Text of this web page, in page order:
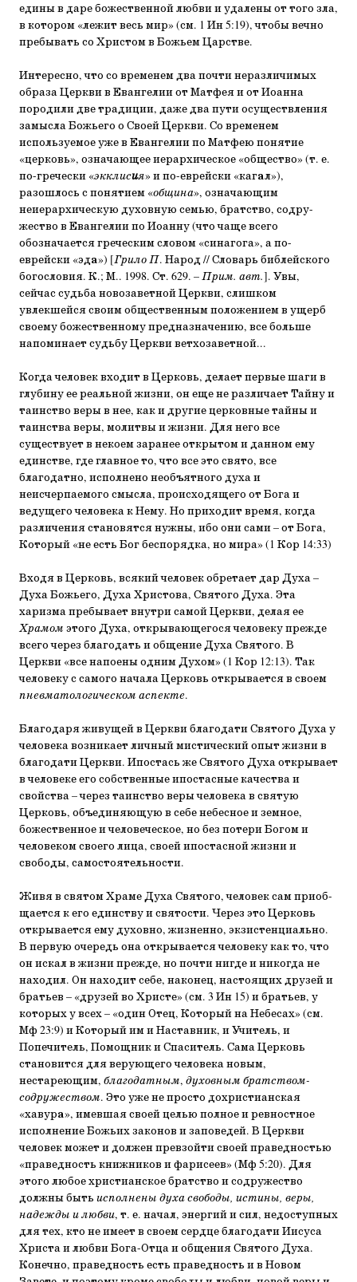
едины в даре божественной любви и удалены от того зла,
в котором «лежит весь мир» (см. 1 Ин 5:19), чтобы вечно
пребывать со Христом в Божьем Царстве.
Интересно, что со временем два почти неразличимых
образа Церкви в Евангелии от Матфея и от Иоанна
породи­ли две традиции, даже два пути осуществления
замысла Бо­жьего о Своей Церкви. Со временем
используемое уже в Евангелии по Матфею понятие
«церковь», означающее ие­рархическое «общество» (т. е.
по-гречески «экклисия» и по-еврейски «кагал»),
разошлось с понятием «община», означа­ющим
неиерархическую духовную семью, братство, содру­
жество в Евангелии по Иоанну (что чаще всего
обозначается греческим словом «синагога», а по-
еврейски «эда») [Грило П. Народ // Словарь библейского
богословия. К.; М.. 1998. Ст. 629. –Прим. авт.]. Увы,
сейчас судьба новозаветной Церкви, слишком
увлекшейся своим общественным положением в ущерб
своему божест­венному предназначению, все больше
напоминает судьбу Церкви ветхозаветной...
Когда человек входит в Церковь, делает первые шаги в
глубину ее реальной жизни, он еще не различает Тайну и
та­инство веры в нее, как и другие церковные тайны и
таинст­ва веры, молитвы и жизни. Для него все
существует в некоем заранее открытом и данном ему
единстве, где главное то, что все это свято, все
благодатно, исполнено необъятного духа и
неисчерпаемого смысла, происходящего от Бога и
ведущего человека к Нему. Но приходит время, когда
различе­ния становятся нужны, ибо они сами – от Бога,
Который «не есть Бог беспорядка, но мира» (1 Кор 14:33)
Входя в Церковь, всякий человек обретает дар Духа –
Духа Божьего, Духа Христова, Святого Духа. Эта
харизма пребывает внутри самой Церкви, делая ее
Храмом этого Ду­ха, открывающегося человеку прежде
всего через благодать и общение Духа Святого. В
Церкви «все напоены одним Ду­хом» (1 Кор 12:13). Так
человеку с самого начала Церковь от­крывается в своем
пневматологическом аспекте.
Благодаря живущей в Церкви благодати Святого Духа у
человека возникает личный мистический опыт жизни в
благодати Церкви. Ипостась же Святого Духа открывает
в человеке его собственные ипостасные качества и
свойст­ва – через таинство веры человека в святую
Церковь, объе­диняющую в себе небесное и земное,
божественное и чело­веческое, но без потери Богом и
человеком своего лица, сво­ей ипостасной жизни и
свободы, самостоятельности.
Живя в святом Храме Духа Святого, человек сам приоб­
щается к его единству и святости. Через это Церковь
откры­вается ему духовно, жизненно, экзистенциально.
В первую очередь она открывается человеку как то, что
он искал в жизни прежде, но почти нигде и никогда не
находил. Он на­ходит себе, наконец, настоящих друзей и
братьев – «друзей во Христе» (см. 3 Ин 15) и братьев, у
которых у всех – «один Отец, Который на Небесах» (см.
Мф 23:9) и Который им и Наставник, и Учитель, и
Попечитель, Помощник и Спаси­тель. Сама Церковь
становится для верующего человека но­вым,
нестареющим, благодатным, духовным братством-
содружеством. Это уже не просто дохристианская
«хавура», имев­шая своей целью полное и ревностное
исполнение Божьих законов и заповедей. В Церкви
человек может и должен превзойти своей праведностью
«праведность книжников и фа­рисеев» (Мф 5:20). Для
этого любое христианское братство и содружество
должны быть исполнены духа свободы, истины, веры,
надежды и любви, т. е. начал, энергий и сил, недоступ­ных
для тех, кто не имеет в своем сердце благодати Иисуса
Христа и любви Бога-Отца и общения Святого Духа.
Конеч­но, праведность есть праведность и в Новом